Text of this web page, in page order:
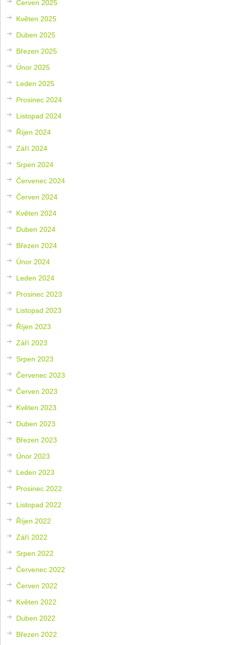
Červen 2025
Květen 2025
Duben 2025
Březen 2025
Únor 2025
Leden 2025
Prosinec 2024
Listopad 2024
Říjen 2024
Září 2024
Srpen 2024
Červenec 2024
Červen 2024
Květen 2024
Duben 2024
Březen 2024
Únor 2024
Leden 2024
Prosinec 2023
Listopad 2023
Říjen 2023
Září 2023
Srpen 2023
Červenec 2023
Červen 2023
Květen 2023
Duben 2023
Březen 2023
Únor 2023
Leden 2023
Prosinec 2022
Listopad 2022
Říjen 2022
Září 2022
Srpen 2022
Červenec 2022
Červen 2022
Květen 2022
Duben 2022
Březen 2022